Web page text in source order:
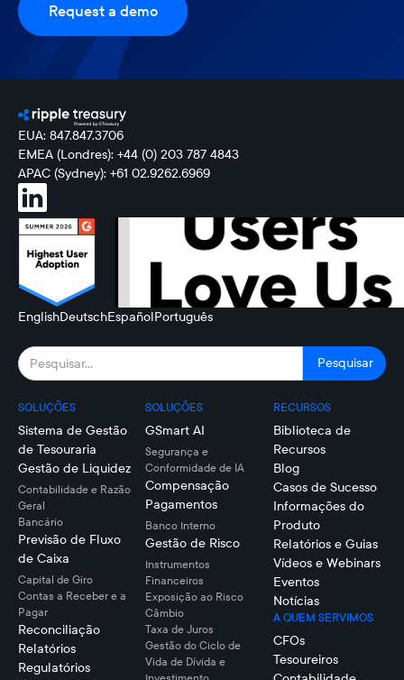
Request a demo
EUA: 847.847.3706
EMEA (Londres): +44 (0) 203 787 4843
APAC (Sydney): +61 02.9262.6969
EnglishDeutschEspañolPortuguês
SOLUÇÕES
Sistema de Gestão
de Tesouraria
Gestão de Liquidez
Contabilidade e Razão
Geral
Bancário
Previsão de Fluxo
de Caixa
Capital de Giro
Contas a Receber e a
Pagar
Reconciliação
Relatórios
Regulatórios
SOLUÇÕES
GSmart AI
Segurança e
Conformidade de IA
Compensação
Pagamentos
Banco Interno
Gestão de Risco
Instrumentos
Financeiros
Exposição ao Risco
Câmbio
Taxa de Juros
Gestão do Ciclo de
Vida de Dívida e
RECURSOS
Biblioteca de
Recursos
Blog
Casos de Sucesso
Informações do
Produto
Relatórios e Guias
Vídeos e Webinars
Eventos
Notícias
A QUEM SERVIMOS
CFOs
Tesoureiros